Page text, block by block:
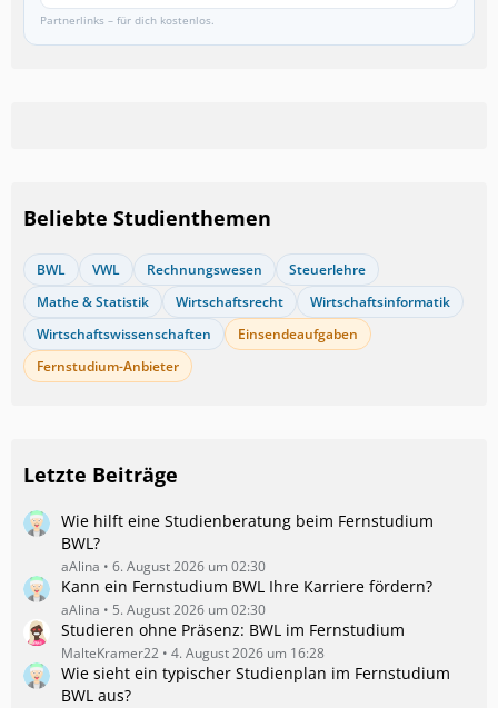
Partnerlinks – für dich kostenlos.
Beliebte Studienthemen
BWL VWL Rechnungswesen
Steuerlehre
Mathe & Statistik
Wirtschaftsrecht
Wirtschaftsinformatik
Wirtschaftswissenschaften
Einsendeaufgaben
Fernstudium-Anbieter
Letzte Beiträge
Wie hilft eine Studienberatung beim Fernstudium
BWL?
aAlina 6. August 2026 um 02:30
Kann ein Fernstudium BWL Ihre Karriere fördern?
aAlina 5. August 2026 um 02:30
Studieren ohne Präsenz: BWL im Fernstudium
MalteKramer22 4. August 2026 um 16:28
Wie sieht ein typischer Studienplan im Fernstudium
BWL aus?